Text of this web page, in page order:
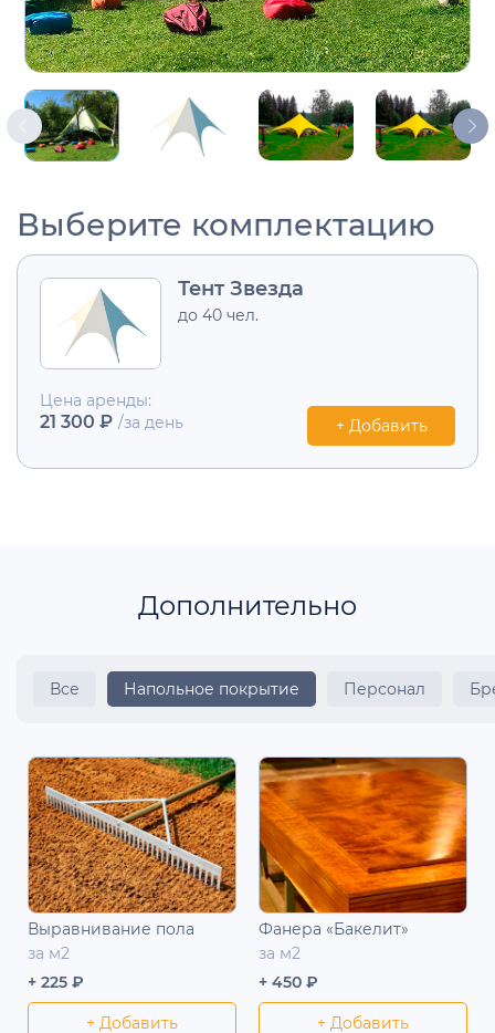
Выберите комплектацию
Тент Звезда
до 40 чел.
Цена аренды:
21 300 ₽ /за день + Добавить
Дополнительно
Все Напольное покрытие Персонал
Выравнивание пола
за м2
+ 225 ₽
+ Добавить
Фанера «Бакелит»
за м2
+ 450 ₽
+ Добавить